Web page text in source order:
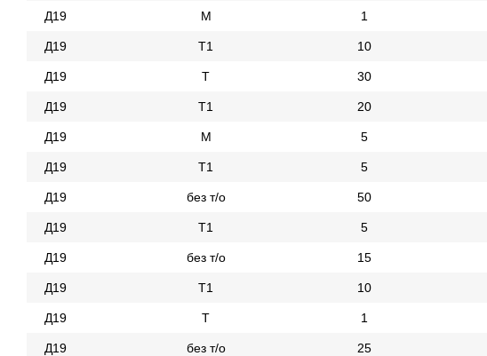
Д19 М 1
Д19 Т1 10
Д19 Т 30
Д19 Т1 20
Д19 М 5
Д19 Т1 5
Д19 без т/о 50
Д19 Т1 5
Д19 без т/о 15
Д19 Т1 10
Д19 Т 1
Д19 без т/о 25